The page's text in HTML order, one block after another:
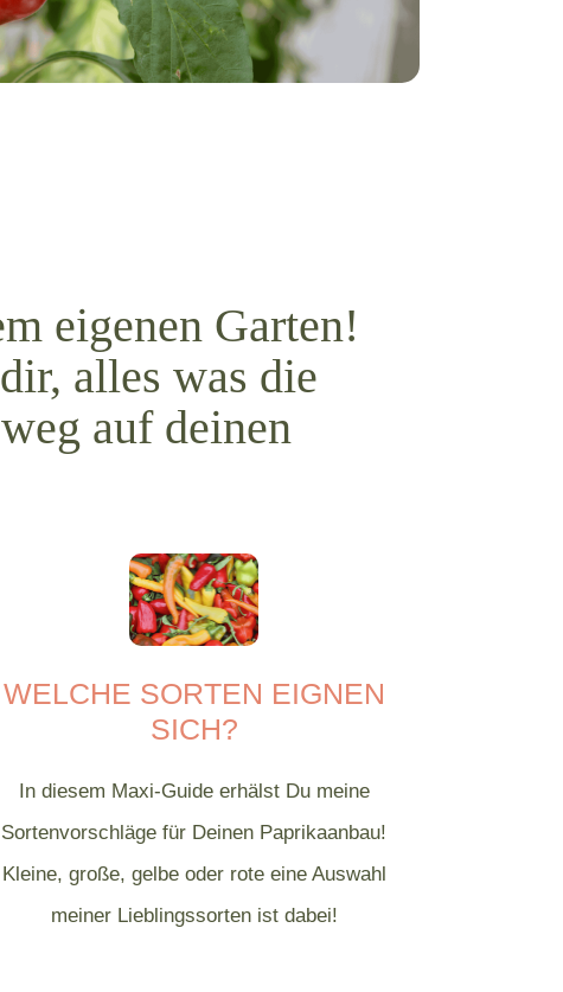
eigenen Garten!
alles was die
auf deinen
WELCHE SORTEN EIGNEN
SICH?
In diesem Maxi-Guide erhälst Du meine
Sortenvorschläge für Deinen Paprikaanbau!
Kleine, große, gelbe oder rote eine Auswahl
meiner Lieblingssorten ist dabei!